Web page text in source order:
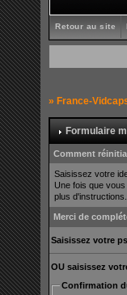
Retour au site
» France-
Formulaire
Comment
Saisissez votre
Une fois que
plus d'instructions.
Merci de
Saisissez votre
OU saisissez
Confirmation